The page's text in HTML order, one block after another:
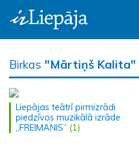
Birkas "Mārtiņš Kalita"
Liepājas teātrī pirmizrādi
piedzīvos muzikālā izrāde
„FREIMANIS” (1)